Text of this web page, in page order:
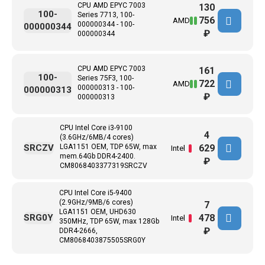
CPU AMD EPYC 7003
Series 7713, 100-
000000344 - 100-
000000344
AMD
100-
000000344
130
756
₽
CPU AMD EPYC 7003
Series 75F3, 100-
000000313 - 100-
000000313
AMD
100-
000000313
161
722
₽
CPU Intel Core i3-9100
(3.6GHz/6MB/4 cores)
LGA1151 OEM, TDP 65W, max
mem.64Gb DDR4-2400.
CM8068403377319SRCZV
Intel
SRCZV
4
629
₽
CPU Intel Core i5-9400
(2.9GHz/9MB/6 cores)
LGA1151 OEM, UHD630
350MHz, TDP 65W, max 128Gb
DDR4-2666,
CM8068403875505SRG0Y
Intel
SRG0Y
7
478
₽